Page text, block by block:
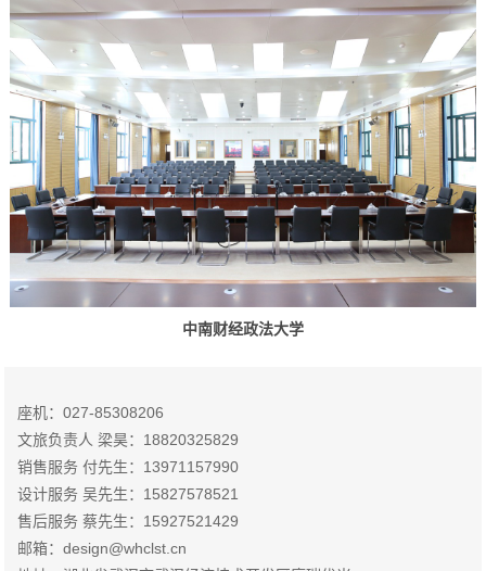
中南财经政法大学
座机：027-85308206
文旅负责人 梁昊：18820325829
销售服务 付先生：13971157990
设计服务 吴先生：15827578521
售后服务 蔡先生：15927521429
邮箱：design@whclst.cn